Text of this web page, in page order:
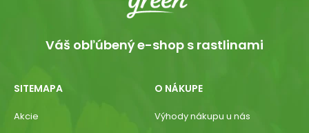
Váš obľúbený e-shop s rastlinami
SITEMAPA
Akcie
O NÁKUPE
Výhody nákupu u nás